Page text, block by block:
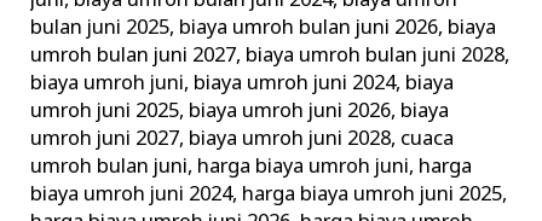
bulan juni 2025, biaya umroh bulan juni 2026, biaya
umroh bulan juni 2027, biaya umroh bulan juni 2028,
biaya umroh juni, biaya umroh juni 2024, biaya
umroh juni 2025, biaya umroh juni 2026, biaya
umroh juni 2027, biaya umroh juni 2028, cuaca
umroh bulan juni, harga biaya umroh juni, harga
biaya umroh juni 2024, harga biaya umroh juni 2025,